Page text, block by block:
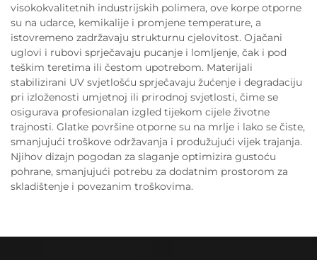
visokokvalitetnih industrijskih polimera, ove korpe otporne
su na udarce, kemikalije i promjene temperature, a
istovremeno zadržavaju strukturnu cjelovitost. Ojačani
uglovi i rubovi sprječavaju pucanje i lomljenje, čak i pod
teškim teretima ili čestom upotrebom. Materijali
stabilizirani UV svjetlošću sprječavaju žućenje i degradaciju
pri izloženosti umjetnoj ili prirodnoj svjetlosti, čime se
osigurava profesionalan izgled tijekom cijele životne
trajnosti. Glatke površine otporne su na mrlje i lako se čiste,
smanjujući troškove održavanja i produžujući vijek trajanja.
Njihov dizajn pogodan za slaganje optimizira gustoću
pohrane, smanjujući potrebu za dodatnim prostorom za
skladištenje i povezanim troškovima.